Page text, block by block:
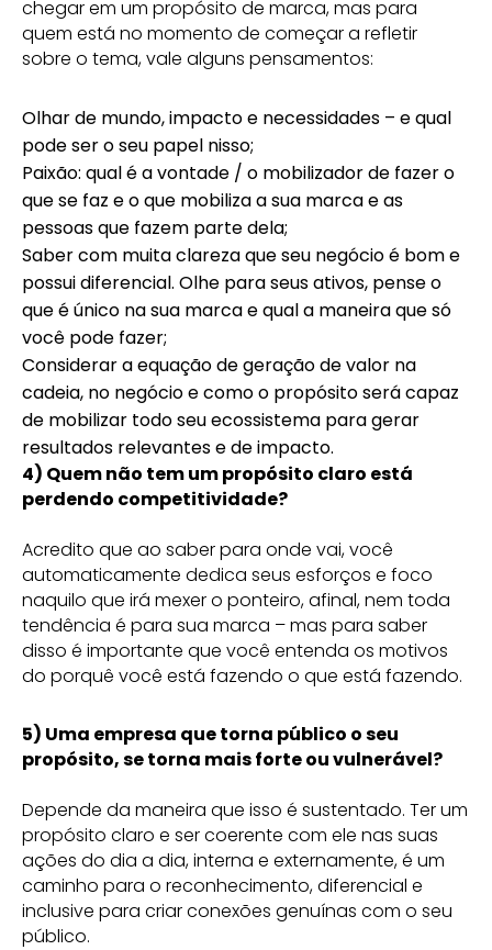
chegar em um propósito de marca, mas para
quem está no momento de começar a refletir
sobre o tema, vale alguns pensamentos:
Olhar de mundo, impacto e necessidades – e qual
pode ser o seu papel nisso;
Paixão: qual é a vontade / o mobilizador de fazer o
que se faz e o que mobiliza a sua marca e as
pessoas que fazem parte dela;
Saber com muita clareza que seu negócio é bom e
possui diferencial. Olhe para seus ativos, pense o
que é único na sua marca e qual a maneira que só
você pode fazer;
Considerar a equação de geração de valor na
cadeia, no negócio e como o propósito será capaz
de mobilizar todo seu ecossistema para gerar
resultados relevantes e de impacto.
4) Quem não tem um propósito claro está
perdendo competitividade?
Acredito que ao saber para onde vai, você
automaticamente dedica seus esforços e foco
naquilo que irá mexer o ponteiro, afinal, nem toda
tendência é para sua marca – mas para saber
disso é importante que você entenda os motivos
do porquê você está fazendo o que está fazendo.
5) Uma empresa que torna público o seu
propósito, se torna mais forte ou vulnerável?
Depende da maneira que isso é sustentado. Ter um
propósito claro e ser coerente com ele nas suas
ações do dia a dia, interna e externamente, é um
caminho para o reconhecimento, diferencial e
inclusive para criar conexões genuínas com o seu
público.